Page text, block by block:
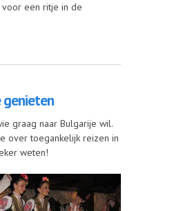
een ritje in de
genieten
graag naar Bulgarije wil.
over toegankelijk reizen in
weten!